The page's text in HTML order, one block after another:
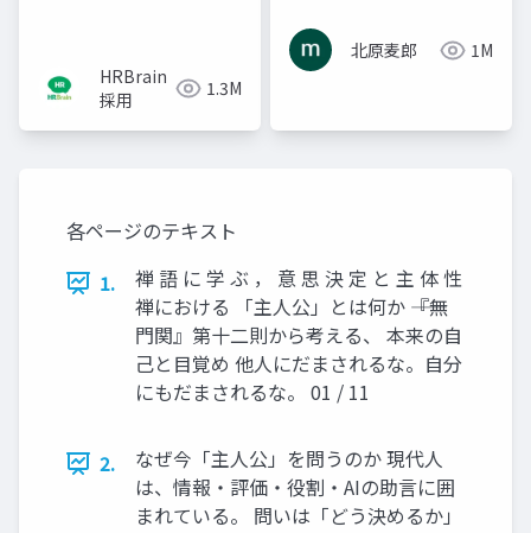
HRBrain
採用
1.3M
北原麦郎 1M
各ページのテキスト
1.
禅 語 に 学 ぶ ， 意 思 決 定 と 主 体 性
禅における 「主人公」とは何か ――『無
門関』第十二則から考える、 本来の自
己と目覚め 他人にだまされるな。自分
にもだまされるな。 01 / 11
2.
なぜ今「主人公」を問うのか 現代人
は、情報・評価・役割・AIの助言に囲
まれている。 問いは「どう決めるか」